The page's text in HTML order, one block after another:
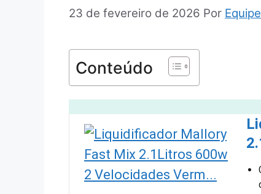
23 de fevereiro de 2026 Por Equipe
Conteúdo